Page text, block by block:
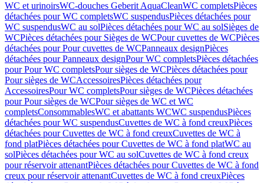
WC et urinoirsWC-douches Geberit AquaCleanWC completsPièces
détachées pour WC completsWC suspendusPièces détachées pour
WC suspendusWC au solPièces détachées pour WC au solSièges de
WCPièces détachées pour Sièges de WCPour cuvettes de WCPièces
détachées pour Pour cuvettes de WCPanneaux designPièces
détachées pour Panneaux designPour WC completsPièces détachées
pour Pour WC completsPour sièges de WCPièces détachées pour
Pour sièges de WCAccessoiresPièces détachées pour
AccessoiresPour WC completsPour sièges de WCPièces détachées
pour Pour sièges de WCPour sièges de WC et WC
completsConsommablesWC et abattants WCWC suspendusPièces
détachées pour WC suspendusCuvettes de WC à fond creuxPièces
détachées pour Cuvettes de WC à fond creuxCuvettes de WC à
fond platPièces détachées pour Cuvettes de WC à fond platWC au
solPièces détachées pour WC au solCuvettes de WC à fond creux
pour réservoir attenantPièces détachées pour Cuvettes de WC à fond
creux pour réservoir attenantCuvettes de WC à fond creuxPièces